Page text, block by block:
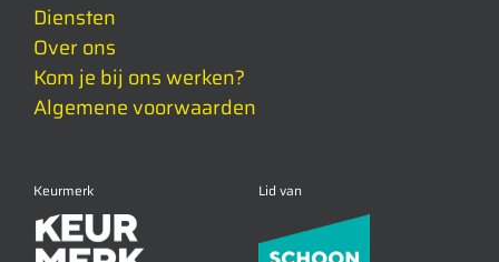
Diensten
Over ons
Kom je bij ons werken?
Algemene voorwaarden
Keurmerk Lid van